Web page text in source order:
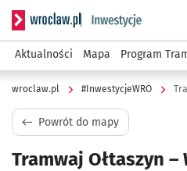
Serwis informacyjny
Aktualności Mapa Program
wroclaw.pl #InwestycjeWRO
Powrót do mapy
Tramwaj Ołtaszyn –